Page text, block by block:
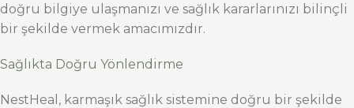
doğru bilgiye ulaşmanızı ve sağlık kararlarınızı bilinçli
bir şekilde vermek amacımızdır.
Sağlıkta Doğru Yönlendirme
NestHeal, karmaşık sağlık sistemine doğru bir şekilde